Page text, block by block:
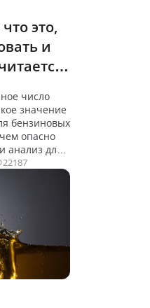
это,
и
число
значение
бензиновых
опасно
анализ для
22187